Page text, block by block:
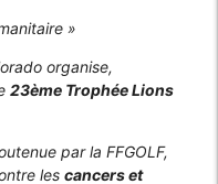
»
organise,
23ème Trophée Lions
par la FFGOLF,
lescancers et